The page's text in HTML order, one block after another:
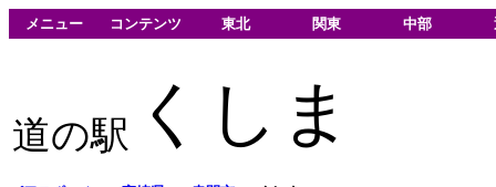
メニュー コンテンツ 東北 関東 中部
道の駅 くしま